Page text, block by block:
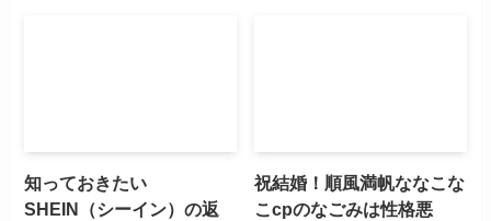
知っておきたい
SHEIN（シーイン）の返
祝結婚！順風満帆ななこな
こcpのなごみは性格悪